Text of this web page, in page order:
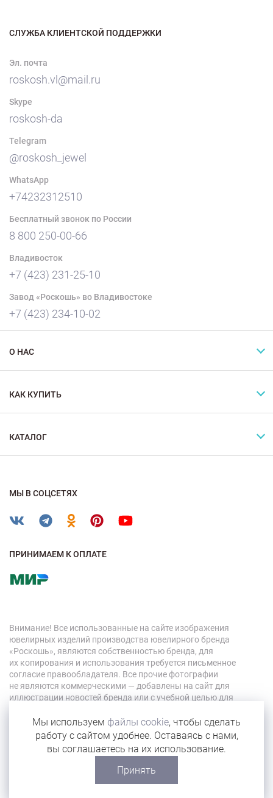
СЛУЖБА КЛИЕНТСКОЙ ПОДДЕРЖКИ
Эл. почта
roskosh.vl@mail.ru
Skype
roskosh-da
Telegram
@roskosh_jewel
WhatsApp
+74232312510
Бесплатный звонок по России
8 800 250-00-66
Владивосток
+7 (423) 231-25-10
Завод «Роскошь» во Владивостоке
+7 (423) 234-10-02
О НАС
КАК КУПИТЬ
КАТАЛОГ
МЫ В СОЦСЕТЯХ
ПРИНИМАЕМ К ОПЛАТЕ
Внимание! Все использованные на сайте изображения
ювелирных изделий производства ювелирного бренда
«Роскошь», являются собственностью бренда, для
их копирования и использования требуется письменное
согласие правообладателя. Все прочие фотографии
не являются коммерческими — добавлены на сайт для
иллюстрации новостей бренда или с учебной целью для
© 2026 «Роскошь»
Мы используем файлы cookie, чтобы сделать
работу с сайтом удобнее. Оставаясь с нами,
вы соглашаетесь на их использование.
Принять